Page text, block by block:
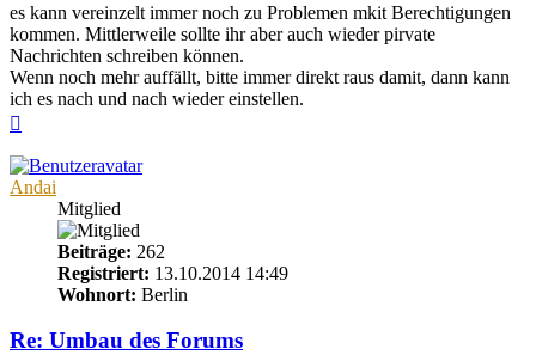
es kann vereinzelt immer noch zu Problemen mkit Berechtigungen
kommen. Mittlerweile sollte ihr aber auch wieder pirvate
Nachrichten schreiben können.
Wenn noch mehr auffällt, bitte immer direkt raus damit, dann kann
ich es nach und nach wieder einstellen.
Andai
Mitglied
Beiträge: 262
Registriert: 13.10.2014 14:49
Wohnort: Berlin
Re: Umbau des Forums